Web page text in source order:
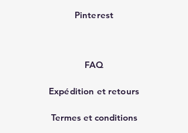
Pinterest
FAQ
Expédition et retours
Termes et conditions